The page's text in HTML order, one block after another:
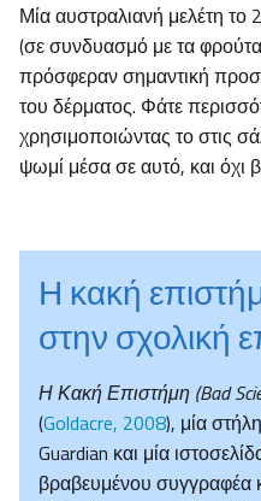
Μία αυστραλιανή μελέτη το
(σε συνδυασμό με τα
πρόσφεραν σημαντική
του δέρματος. Φάτε
χρησιμοποιώντας το στις
ψωμί μέσα σε αυτό, και όχι
Η κακή
στην σχολική
Η Κακή Επιστήμη (Bad
(Goldacre, 2008), μία
Guardian και μία
βραβευμένου συγγραφέα